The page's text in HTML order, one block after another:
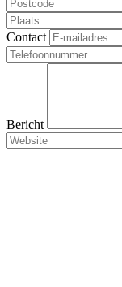
Contact
Bericht